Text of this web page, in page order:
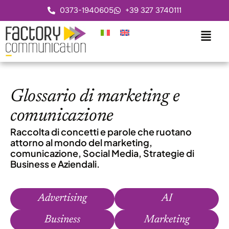
0373-1940605 +39 327 3740111
Glossario di marketing e
comunicazione
Raccolta di concetti e parole che ruotano
attorno al mondo del marketing,
comunicazione, Social Media, Strategie di
Business e Aziendali.
Advertising
AI
Business
Marketing